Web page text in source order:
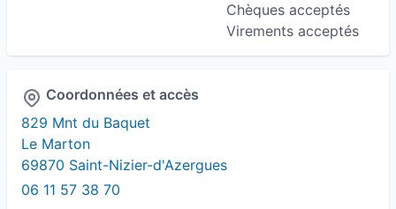
Gestion du stress Massage
Massage anti-stress
Massage Bien-Être
Chèques acceptés
Virements acceptés
Coordonnées et accès
829 Mnt du Baquet
Le Marton
69870 Saint-Nizier-d'Azergues
06 11 57 38 70